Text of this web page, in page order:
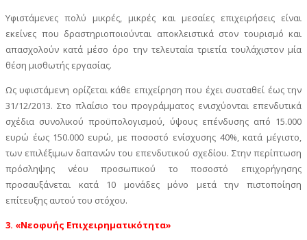
Υφιστάμενες πολύ μικρές, μικρές και μεσαίες επιχειρήσεις είναι
εκείνες που δραστηριοποιούνται αποκλειστικά στον τουρισμό και
απασχολούν κατά μέσο όρο την τελευταία τριετία τουλάχιστον μία
θέση μισθωτής εργασίας.
Ως υφιστάμενη ορίζεται κάθε επιχείρηση που έχει συσταθεί έως την
31/12/2013. Στο πλαίσιο του προγράμματος ενισχύονται επενδυτικά
σχέδια συνολικού προϋπολογισμού, ύψους επένδυσης από 15.000
ευρώ έως 150.000 ευρώ, με ποσοστό ενίσχυσης 40%, κατά μέγιστο,
των επιλέξιμων δαπανών του επενδυτικού σχεδίου. Στην περίπτωση
πρόσληψης νέου προσωπικού το ποσοστό επιχορήγησης
προσαυξάνεται κατά 10 μονάδες μόνο μετά την πιστοποίηση
επίτευξης αυτού του στόχου.
3. «Νεοφυής Επιχειρηματικότητα»